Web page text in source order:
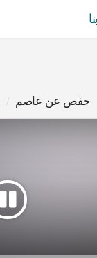
حفص عن عاصم